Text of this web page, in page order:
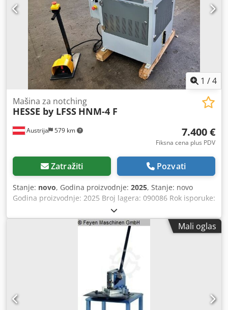
1 /4
Austrija 579 km
Mašina za notching
HESSE by LFSS HNM-4 F
7.400 €
Fiksna cena plus PDV
Zatražiti Pozvati
Stanje: novo, Godina proizvodnje: 2025, Stanje: novo
Godina proizvodnje: 2025 Broj lagera: 090086 Rok isporuke:
odmah, uz mogućnost prethodne prodaje Zemlja porekla:
Turska Cena: 7.400 € Leasing rata: 142,82 € Na lageru: 1
Dužina noža: 197 mm Debljina lima (420 N/mm²): 4 mm
Debljina lima (600 N/mm²): 2 mm Broj hodova: 20 1/min
Ugao: 90° Motor: 4 kW Chsdpjwiqmmsfx Ah Uea Dužina:
890 mm Širina: 780 mm Visina: 1.115 mm Težina: 550 kg
Hidraulični pogon Automatsko podešavanje razmaka za
sečenje 2 prihvatna elementa 2 ugaono podešavajuća
graničnika Zaštita od pleksiglasa Nožna pedala Posuda za
otpad Oprema u skladu sa "CE" direktivama Uputstvo za
Mali oglas